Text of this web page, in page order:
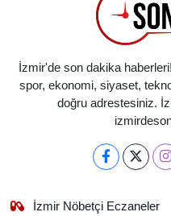
İzmir'de son dakika
spor, ekonomi, siyaset,
doğru adrestesiniz.
İzmir Nöbetçi Eczaneler